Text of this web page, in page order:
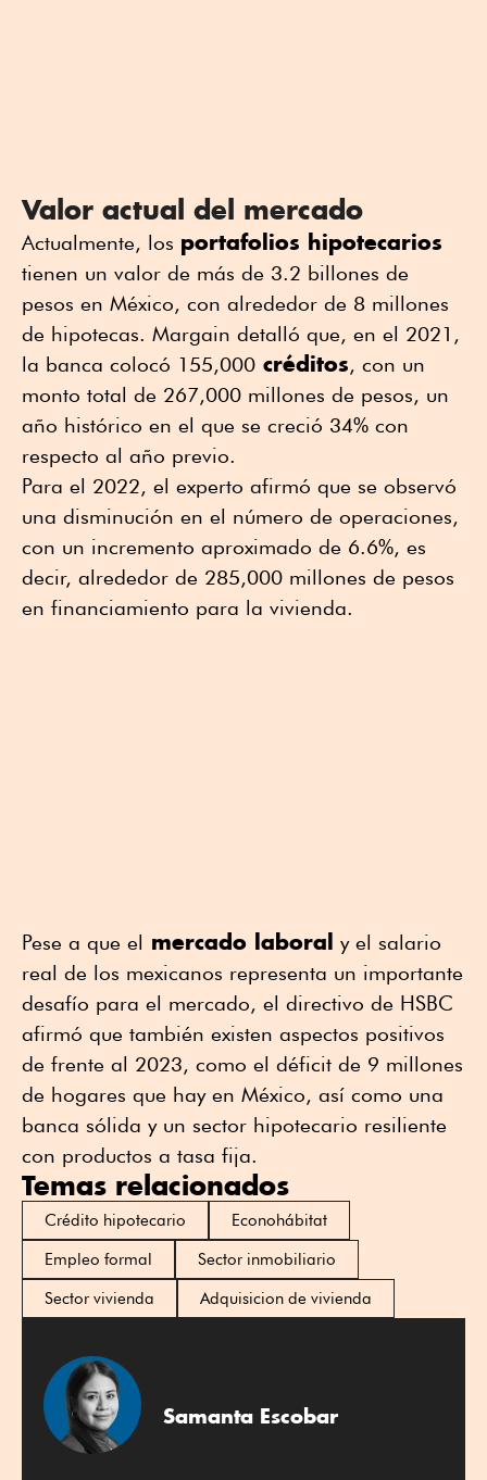
Valor actual del mercado
Actualmente, los portafolios hipotecarios
tienen un valor de más de 3.2 billones de
pesos en México, con alrededor de 8 millones
de hipotecas. Margain detalló que, en el 2021,
la banca colocó 155,000 créditos, con un
monto total de 267,000 millones de pesos, un
año histórico en el que se creció 34% con
respecto al año previo.
Para el 2022, el experto afirmó que se observó
una disminución en el número de operaciones,
con un incremento aproximado de 6.6%, es
decir, alrededor de 285,000 millones de pesos
en financiamiento para la vivienda.
Pese a que el mercado laboral y el salario
real de los mexicanos representa un importante
desafío para el mercado, el directivo de HSBC
afirmó que también existen aspectos positivos
de frente al 2023, como el déficit de 9 millones
de hogares que hay en México, así como una
banca sólida y un sector hipotecario resiliente
con productos a tasa fija.
Temas relacionados
Crédito hipotecario
Econohábitat
Empleo formal
Sector inmobiliario
Sector vivienda
Adquisicion de vivienda
Samanta Escobar